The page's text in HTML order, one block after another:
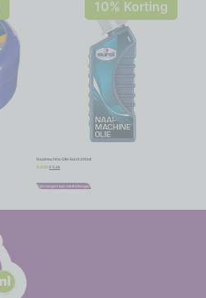
10% Korting
Naaimachine Olie Eurol 100ml
€ 5,95 € 5,36
Toevoegen aan winkelwagen